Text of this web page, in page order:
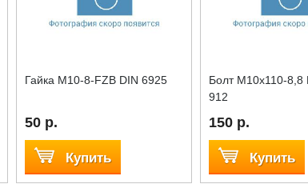
Гайка М10-8-FZB DIN 6925
50 р.
Купить
Болт М10x110-8,8
912
150 р.
Купить